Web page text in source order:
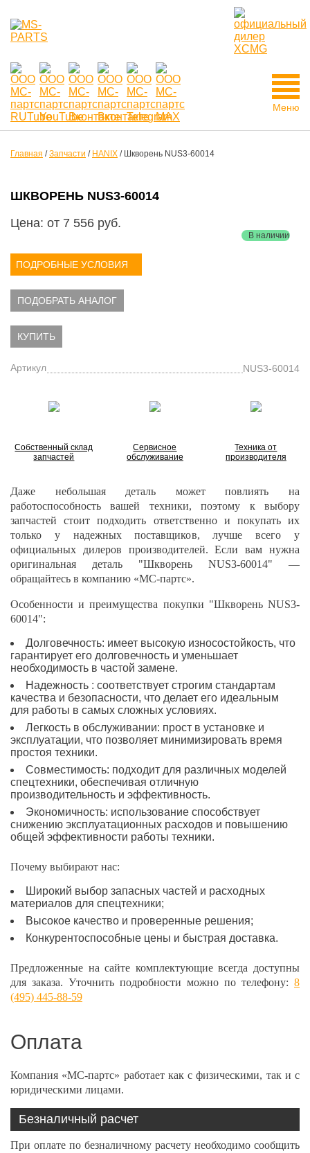
Меню
Главная /Запчасти / HANIX / Шкворень NUS3-60014
ШКВОРЕНЬ NUS3-60014
В наличии
Цена: от 7 556 руб.
ПОДРОБНЫЕ УСЛОВИЯ
ПОДОБРАТЬ АНАЛОГ
КУПИТЬ
Артикул NUS3-60014
Собственный склад
запчастей
Сервисное
обслуживание
Техника от
производителя
Даже небольшая деталь может повлиять на
работоспособность вашей техники, поэтому к выбору
запчастей стоит подходить ответственно и покупать их
только у надежных поставщиков, лучше всего у
официальных дилеров производителей. Если вам нужна
оригинальная деталь "Шкворень NUS3-60014" —
обращайтесь в компанию «МС-партс».
Особенности и преимущества покупки "Шкворень NUS3-
60014":
Долговечность: имеет высокую износостойкость, что
гарантирует его долговечность и уменьшает
необходимость в частой замене.
Надежность : соответствует строгим стандартам
качества и безопасности, что делает его идеальным
для работы в самых сложных условиях.
Легкость в обслуживании: прост в установке и
эксплуатации, что позволяет минимизировать время
простоя техники.
Совместимость: подходит для различных моделей
спецтехники, обеспечивая отличную
производительность и эффективность.
Экономичность: использование способствует
снижению эксплуатационных расходов и повышению
общей эффективности работы техники.
Почему выбирают нас:
Широкий выбор запасных частей и расходных
материалов для спецтехники;
Высокое качество и проверенные решения;
Конкурентоспособные цены и быстрая доставка.
Предложенные на сайте комплектующие всегда доступны
для заказа. Уточнить подробности можно по телефону: 8
(495) 445-88-59
Оплата
Компания «МС-партс» работает как с физическими, так и с
юридическими лицами.
Безналичный расчет
При оплате по безналичному расчету необходимо сообщить